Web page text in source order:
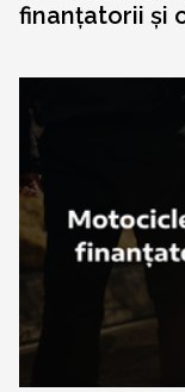
finanțatorii și